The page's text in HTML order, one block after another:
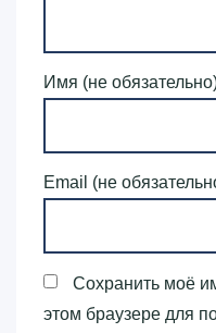
Имя (не
Email (не
Сохранить моё
этом браузере для